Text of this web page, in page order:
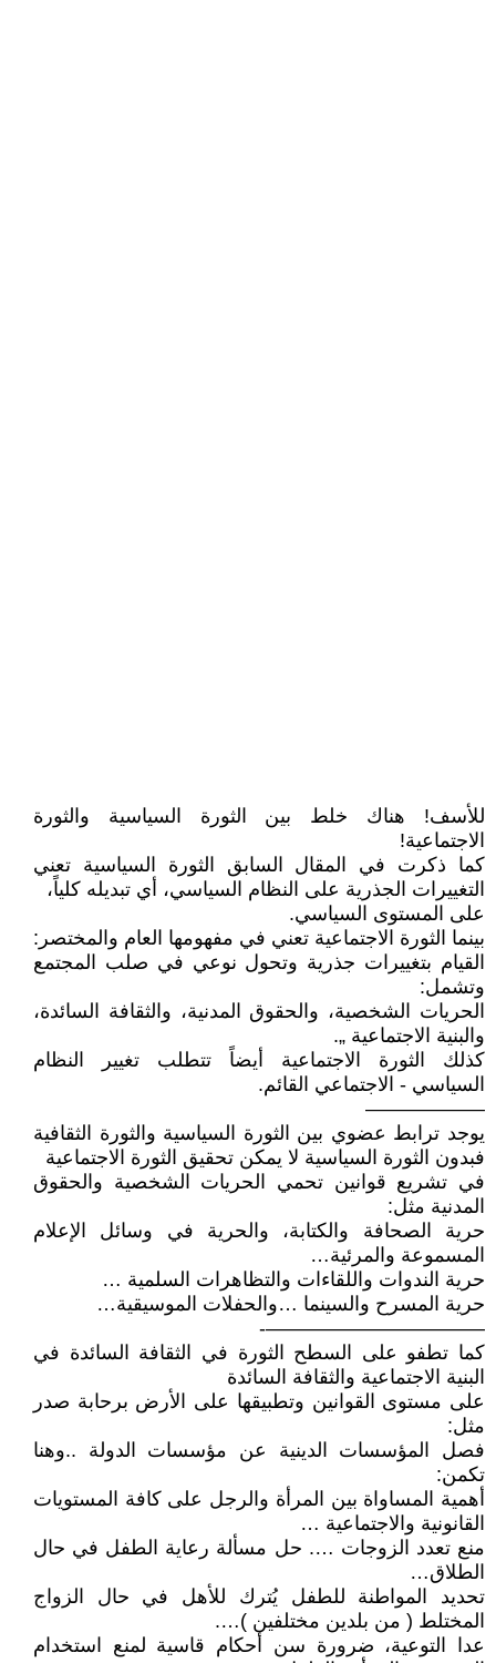
للأسف! هناك خلط بين الثورة السياسية والثورة
الاجتماعية!
كما ذكرت في المقال السابق الثورة السياسية تعني
التغييرات الجذرية على النظام السياسي، أي تبديله كلياً،
على المستوى السياسي.
بينما الثورة الاجتماعية تعني في مفهومها العام والمختصر:
القيام بتغييرات جذرية وتحول نوعي في صلب المجتمع
وتشمل:
الحريات الشخصية، والحقوق المدنية، والثقافة السائدة،
والبنية الاجتماعية „.
كذلك الثورة الاجتماعية أيضاً تتطلب تغيير النظام
السياسي - الاجتماعي القائم.
——————
يوجد ترابط عضوي بين الثورة السياسية والثورة الثقافية
فبدون الثورة السياسية لا يمكن تحقيق الثورة الاجتماعية
في تشريع قوانين تحمي الحريات الشخصية والحقوق
المدنية مثل:
حرية الصحافة والكتابة، والحرية في وسائل الإعلام
المسموعة والمرئية…
حرية الندوات واللقاءات والتظاهرات السلمية …
حرية المسرح والسينما …والحفلات الموسيقية…
———————————-
كما تطفو على السطح الثورة في الثقافة السائدة في
البنية الاجتماعية والثقافة السائدة
على مستوى القوانين وتطبيقها على الأرض برحابة صدر
مثل:
فصل المؤسسات الدينية عن مؤسسات الدولة ..وهنا
تكمن:
أهمية المساواة بين المرأة والرجل على كافة المستويات
القانونية والاجتماعية …
منع تعدد الزوجات …. حل مسألة رعاية الطفل في حال
الطلاق…
تحديد المواطنة للطفل يُترك للأهل في حال الزواج
المختلط ( من بلدين مختلفين )….
عدا التوعية، ضرورة سن أحكام قاسية لمنع استخدام